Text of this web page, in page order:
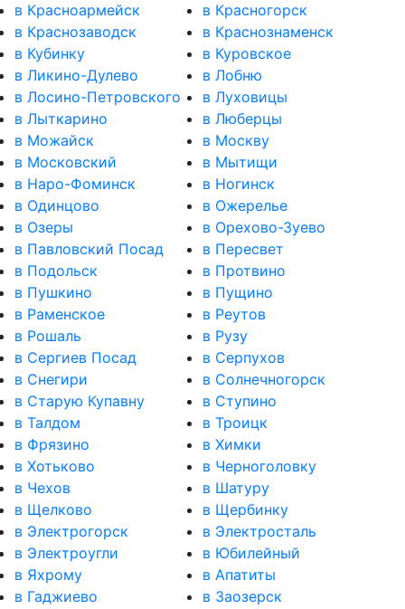
в Красноармейск
в Красногорск
в Краснозаводск
в Краснознаменск
в Кубинку
в Куровское
в Ликино-Дулево
в Лобню
в Лосино-Петровского
в Луховицы
в Лыткарино
в Люберцы
в Можайск
в Москву
в Московский
в Мытищи
в Наро-Фоминск
в Ногинск
в Одинцово
в Ожерелье
в Озеры
в Орехово-Зуево
в Павловский Посад
в Пересвет
в Подольск
в Протвино
в Пушкино
в Пущино
в Раменское
в Реутов
в Рошаль
в Рузу
в Сергиев Посад
в Серпухов
в Снегири
в Солнечногорск
в Старую Купавну
в Ступино
в Талдом
в Троицк
в Фрязино
в Химки
в Хотьково
в Черноголовку
в Чехов
в Шатуру
в Щелково
в Щербинку
в Электрогорск
в Электросталь
в Электроугли
в Юбилейный
в Яхрому
в Апатиты
в Гаджиево
в Заозерск